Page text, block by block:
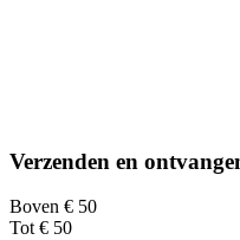
Verzenden en
Boven € 50
Tot € 50